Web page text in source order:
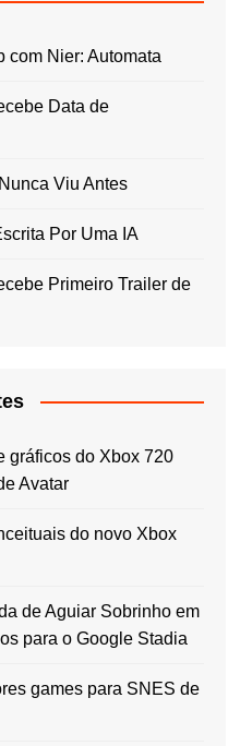
com Nier: Automata
Data de
Viu Antes
Por Uma IA
Primeiro Trailer de
gráficos do Xbox 720
Avatar
do novo Xbox
de Aguiar Sobrinhoem
para o Google Stadia
games para SNES de